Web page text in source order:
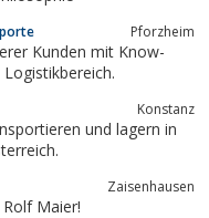
Pforzheim
Kunden mit Know-
Konstanz
Österreich.
Zaisenhausen
Maier!